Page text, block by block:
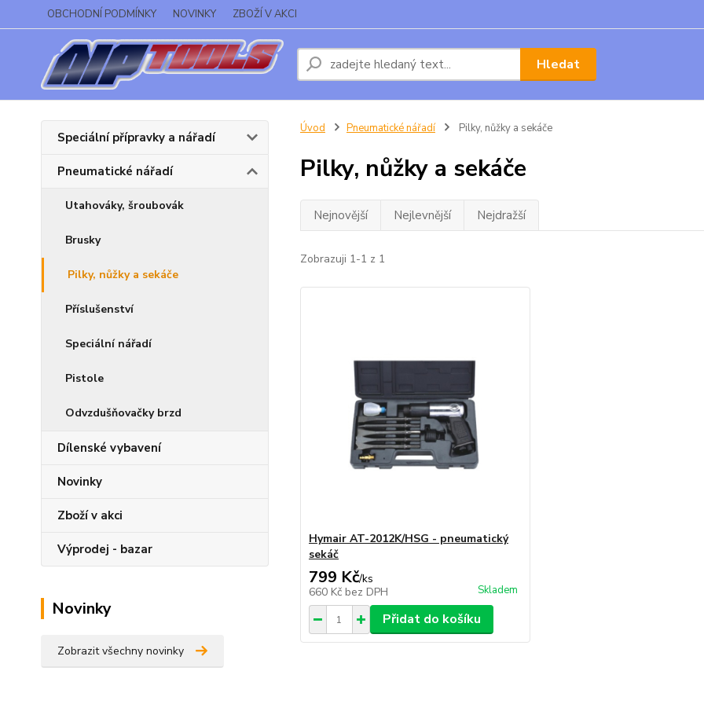
OBCHODNÍ PODMÍNKY NOVINKY ZBOŽÍ V AKCI
Hledat
Speciální přípravky a nářadí
Pneumatické nářadí
Utahováky, šroubovák
Brusky
Pilky, nůžky a sekáče
Příslušenství
Speciální nářadí
Pistole
Odvzdušňovačky brzd
Dílenské vybavení
Novinky
Zboží v akci
Výprodej - bazar
Novinky
Zobrazit všechny novinky
Úvod Pneumatické nářadí Pilky, nůžky a sekáče
Pilky, nůžky a sekáče
Nejnovější Nejlevnější Nejdražší
Zobrazuji 1-1 z 1
Hymair AT-2012K/HSG - pneumatický
sekáč
799 Kč/ks
660 Kč bez DPH Skladem
Přidat do košíku